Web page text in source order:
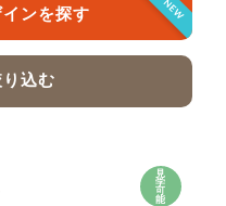
NEW
ンを探す
込む
見
学
可
能